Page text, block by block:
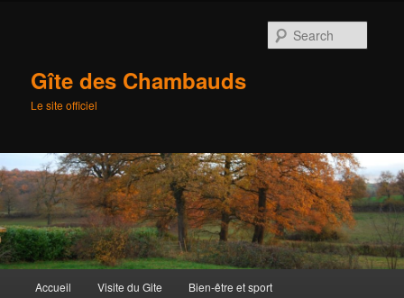
Gîte des Chambauds
Le site officiel
Skip
Accueil Visite du Gite Bien-être et sport